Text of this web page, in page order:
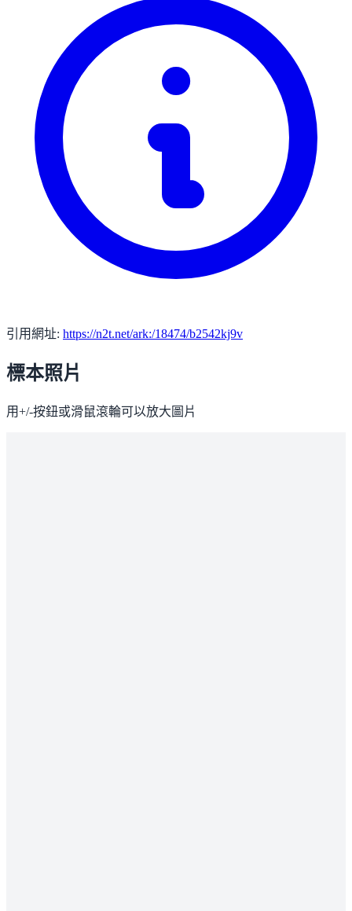
引用網址: https://n2t.net/ark:/18474/b2542kj9v
標本照片
用+/-按鈕或滑鼠滾輪可以放大圖片